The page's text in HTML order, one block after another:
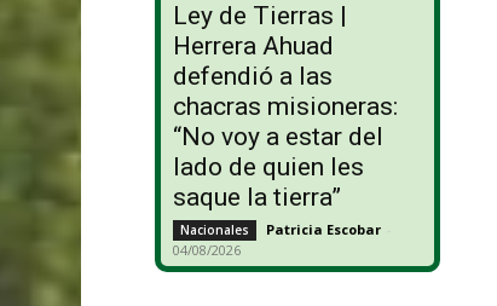
Ley de Tierras |
Herrera Ahuad
defendió a las
chacras misioneras:
“No voy a estar del
lado de quien les
saque la tierra”
Nacionales Patricia Escobar -
04/08/2026